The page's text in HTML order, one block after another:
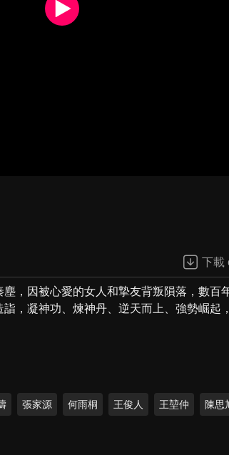
下載
，因被心愛的女人和摯友背叛隕落，數百
，凝神功、煉神丹、逆天而上、強勢崛起
張家源 何雨桐 王俊人 王堃仲 陳思